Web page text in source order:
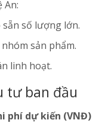
An:
sẵn số lượng lớn.
sản phẩm.
linh hoạt.
tư ban đầu
phí dự kiến (VNĐ)